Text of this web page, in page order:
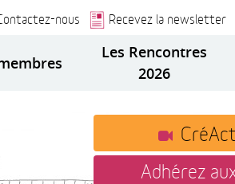
nous Recevez la newsletter
Les Rencontres
2026
Adhérez